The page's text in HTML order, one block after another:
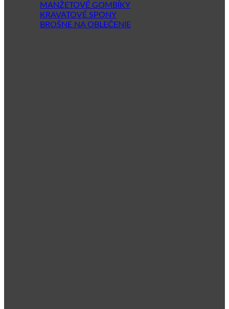
MANŽETOVÉ GOMBÍKY
KRAVATOVÉ SPONY
BROŠNE NA OBLEČENIE